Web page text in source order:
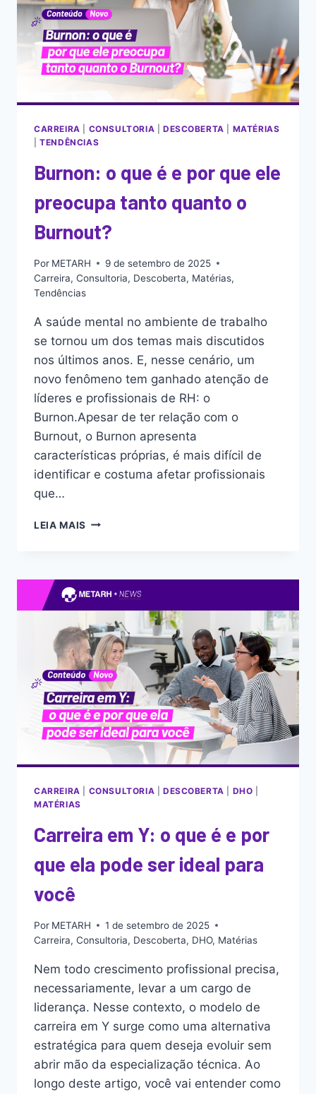
CARREIRA CONSULTORIA DESCOBERTA
MATÉRIAS
|TENDÊNCIAS
Burnon: o que é e por que ele
preocupa tanto quanto o
Burnout?
Por METARH
9 de setembro de 2025
Carreira, Consultoria, Descoberta, Matérias,
Tendências
A saúde mental no ambiente de trabalho
se tornou um dos temas mais discutidos
nos últimos anos. E, nesse cenário, um
novo fenômeno tem ganhado atenção de
líderes e profissionais de RH: o
Burnon.Apesar de ter relação com o
Burnout, o Burnon apresenta
características próprias, é mais difícil de
identificar e costuma afetar profissionais
que…
LEIA MAIS
CARREIRA CONSULTORIA DESCOBERTA DHO
MATÉRIAS
Carreira em Y: o que é e por
que ela pode ser ideal para
você
Por METARH
1 de setembro de 2025
Carreira, Consultoria, Descoberta, DHO, Matérias
Nem todo crescimento profissional precisa,
necessariamente, levar a um cargo de
liderança. Nesse contexto, o modelo de
carreira em Y surge como uma alternativa
estratégica para quem deseja evoluir sem
abrir mão da especialização técnica. Ao
longo deste artigo, você vai entender como